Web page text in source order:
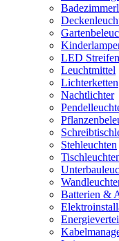
LED Streifen
Leuchtmittel
Lichterketten
Nachtlichter
Stehleuchten
Batterien &